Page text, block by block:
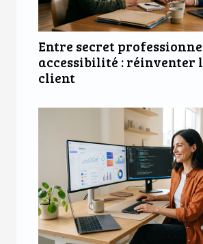
Entre secret
accessibilité : réinventer
client